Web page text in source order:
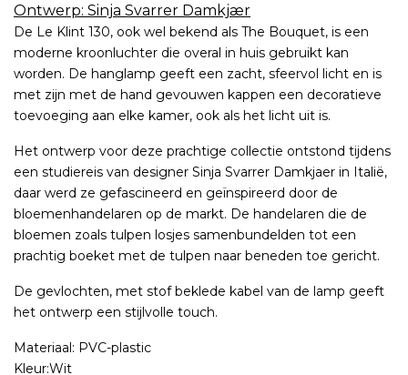
Ontwerp: Sinja Svarrer Damkjær
De Le Klint 130, ook wel bekend als The Bouquet, is een
moderne kroonluchter die overal in huis gebruikt kan
worden. De hanglamp geeft een zacht, sfeervol licht en is
met zijn met de hand gevouwen kappen een decoratieve
toevoeging aan elke kamer, ook als het licht uit is.
Het ontwerp voor deze prachtige collectie ontstond tijdens
een studiereis van designer Sinja Svarrer Damkjaer in Italië,
daar werd ze gefascineerd en geïnspireerd door de
bloemenhandelaren op de markt. De handelaren die de
bloemen zoals tulpen losjes samenbundelden tot een
prachtig boeket met de tulpen naar beneden toe gericht.
De gevlochten, met stof beklede kabel van de lamp geeft
het ontwerp een stijlvolle touch.
Materiaal: PVC-plastic
Kleur:Wit